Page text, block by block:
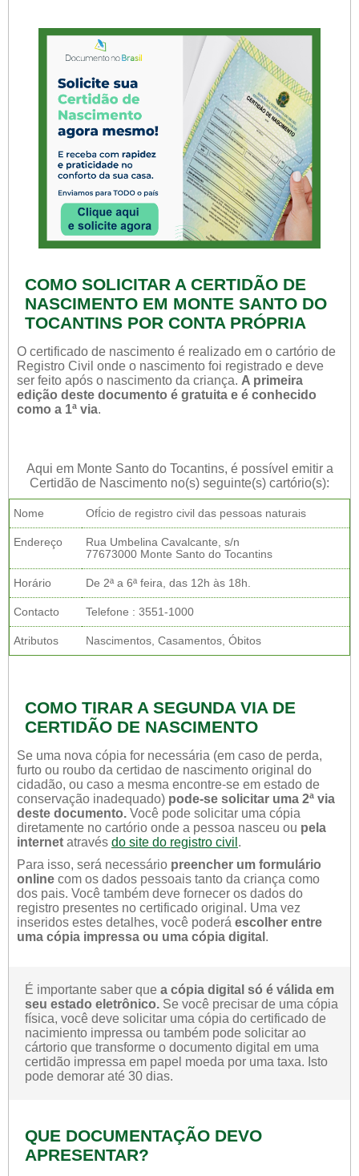
COMO SOLICITAR A CERTIDÃO DE
NASCIMENTO EM MONTE SANTO DO
TOCANTINS POR CONTA PRÓPRIA
O certificado de nascimento é realizado em o cartório de
Registro Civil onde o nascimento foi registrado e deve
ser feito após o nascimento da criança. A primeira
edição deste documento é gratuita e é conhecido
como a 1ª via.
Aqui em Monte Santo do Tocantins, é possível emitir a
Certidão de Nascimento no(s) seguinte(s) cartório(s):
Nome OfÍcio de registro civil das pessoas naturais
Endereço
Rua Umbelina Cavalcante, s/n
77673000 Monte Santo do Tocantins
Horário De 2ª a 6ª feira, das 12h às 18h.
Contacto Telefone : 3551-1000
Atributos Nascimentos, Casamentos, Óbitos
COMO TIRAR A SEGUNDA VIA DE
CERTIDÃO DE NASCIMENTO
Se uma nova cópia for necessária (em caso de perda,
furto ou roubo da certidao de nascimento original do
cidadão, ou caso a mesma encontre-se em estado de
conservação inadequado) pode-se solicitar uma 2ª via
deste documento. Você pode solicitar uma cópia
diretamente no cartório onde a pessoa nasceu ou pela
internet através do site do registro civil .
Para isso, será necessário preencher um formulário
online com os dados pessoais tanto da criança como
dos pais. Você também deve fornecer os dados do
registro presentes no certificado original. Uma vez
inseridos estes detalhes, você poderá escolher entre
uma cópia impressa ou uma cópia digital .
É importante saber que a cópia digital só é válida em
seu estado eletrônico. Se você precisar de uma cópia
física, você deve solicitar uma cópia do certificado de
nacimiento impressa ou também pode solicitar ao
cártorio que transforme o documento digital em uma
certidão impressa em papel moeda por uma taxa. Isto
pode demorar até 30 dias.
QUE DOCUMENTAÇÃO DEVO
APRESENTAR?